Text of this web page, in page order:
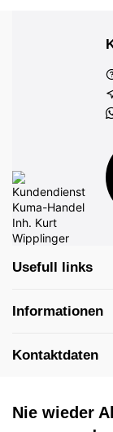
Usefull links
Informationen
Kontaktdaten
Nie wieder